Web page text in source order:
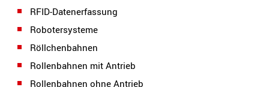
RFID-Datenerfassung
Robotersysteme
Röllchenbahnen
Rollenbahnen mit Antrieb
Rollenbahnen ohne Antrieb